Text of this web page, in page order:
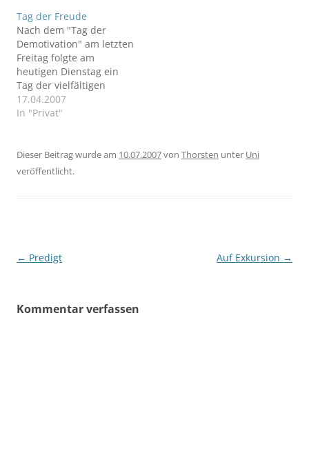
bei mir so ist... statt mich
darauf intesivst
vorzubereiten, ist
natürlich ALLES andere
VIEL spannender... ja
Einsicht…
Tag der Freude
Nach dem "Tag der
Demotivation" am letzten
Freitag folgte am
heutigen Dienstag ein
Tag der vielfältigen
Freude! 3.000! So viele
Besucher konnte ich nun
Blog begrüßen. Im
Januar waren es noch
17.04.2007
In "Privat"
Dieser Beitrag wurde am 10.07.2007von Thorsten unter Uni
veröffentlicht.
Beitragsnavigation
← Predigt Auf Exkursion →
Kommentar verfassen